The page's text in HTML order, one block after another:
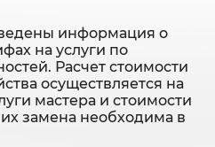
информация о
на услуги по
Расчет стоимости
осуществляется на
мастера и стоимости
замена необходима в